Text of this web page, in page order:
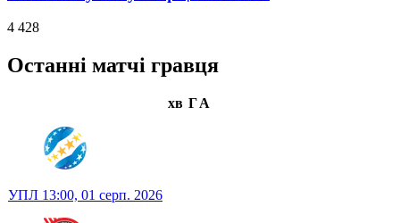
4 428
Останні матчі гравця
хв ГА
УПЛ 13:00, 01 серп. 2026